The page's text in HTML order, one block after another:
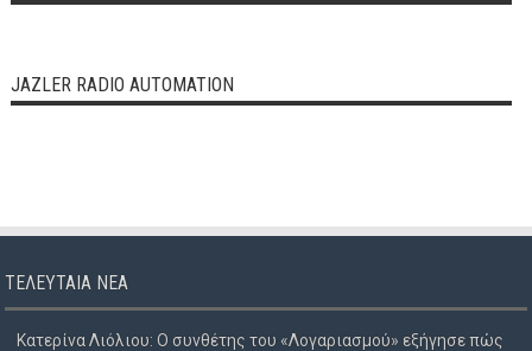
JAZLER RADIO AUTOMATION
ΤΕΛΕΥΤΑΊΑ ΝΈΑ
Κατερίνα Λιόλιου: Ο συνθέτης του «Λογαριασμού» εξήγησε πώς